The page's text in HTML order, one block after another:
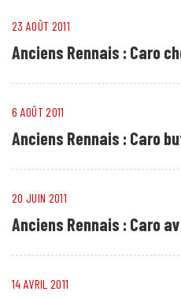
23 AOÛT 2011
Anciens Rennais : Caro
6 AOÛT 2011
Anciens Rennais : Caro
20 JUIN 2011
Anciens Rennais : Caro
14 AVRIL 2011